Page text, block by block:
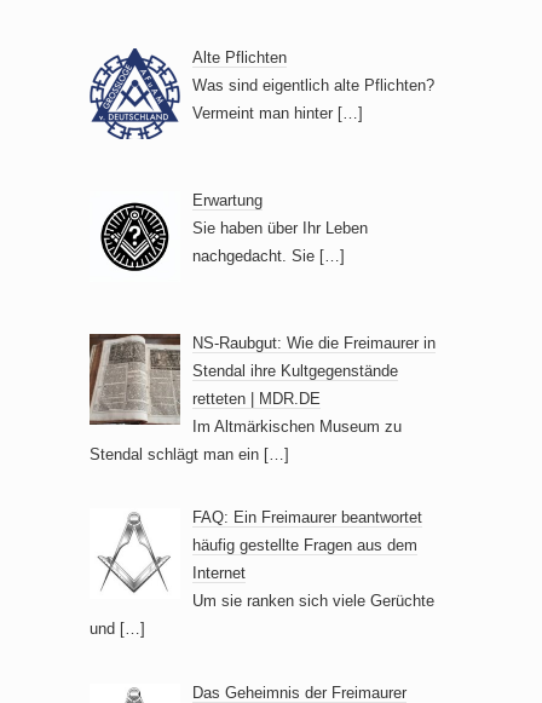
Alte Pflichten
Was sind eigentlich alte Pflichten?
Vermeint man hinter […]
Erwartung
Sie haben über Ihr Leben
nachgedacht. Sie […]
NS-Raubgut: Wie die Freimaurer in
Stendal ihre Kultgegenstände
retteten | MDR.DE
Im Altmärkischen Museum zu
Stendal schlägt man ein […]
FAQ: Ein Freimaurer beantwortet
häufig gestellte Fragen aus dem
Internet
Um sie ranken sich viele Gerüchte
und […]
Das Geheimnis der Freimaurer